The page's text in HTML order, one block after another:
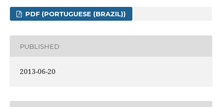
PDF (PORTUGUESE (BRAZIL))
PUBLISHED
2013-06-20